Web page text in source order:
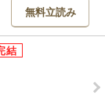
無料立読み